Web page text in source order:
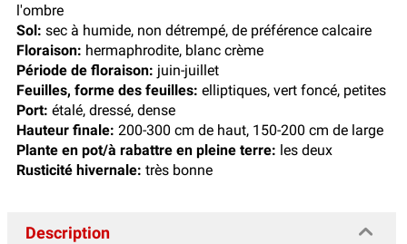
l'ombre
Sol: sec à humide, non détrempé, de préférence calcaire
Floraison: hermaphrodite, blanc crème
Période de floraison: juin-juillet
Feuilles, forme des feuilles: elliptiques, vert foncé, petites
Port: étalé, dressé, dense
Hauteur finale: 200-300 cm de haut, 150-200 cm de large
Plante en pot/à rabattre en pleine terre: les deux
Rusticité hivernale: très bonne
Description